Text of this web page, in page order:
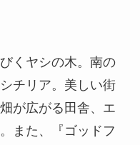
くヤシの木。南の
チリア。美しい街
が広がる田舎、エ
また、『ゴッドフ